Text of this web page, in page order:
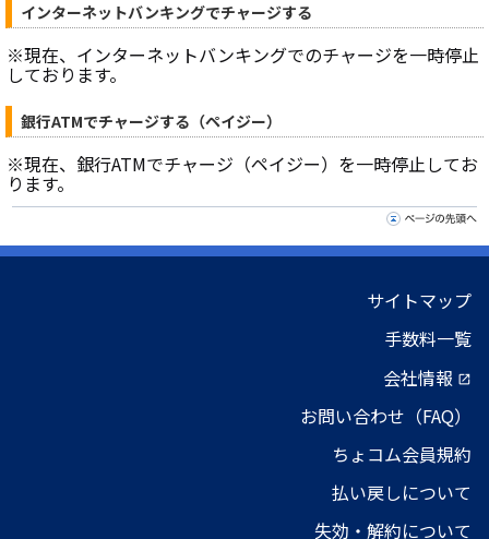
インターネットバンキングでチャージする
※現在、インターネットバンキングでのチャージを一時停止
しております。
銀行ATMでチャージする（ペイジー）
※現在、銀行ATMでチャージ（ペイジー）を一時停止してお
ります。
サイトマップ
手数料一覧
会社情報 open_in_new
お問い合わせ（FAQ）
ちょコム会員規約
払い戻しについて
失効・解約について